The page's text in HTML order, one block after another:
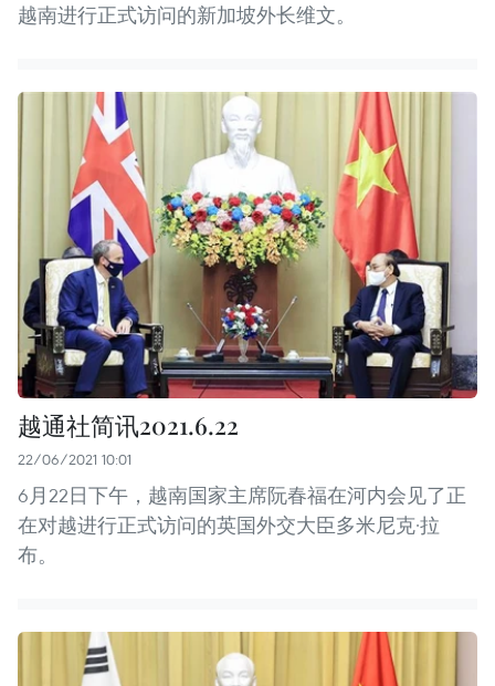
越南进行正式访问的新加坡外长维文。
越通社简讯2021.6.22
22/06/2021 10:01
6月22日下午，越南国家主席阮春福在河内会见了正
在对越进行正式访问的英国外交大臣多米尼克·拉
布。